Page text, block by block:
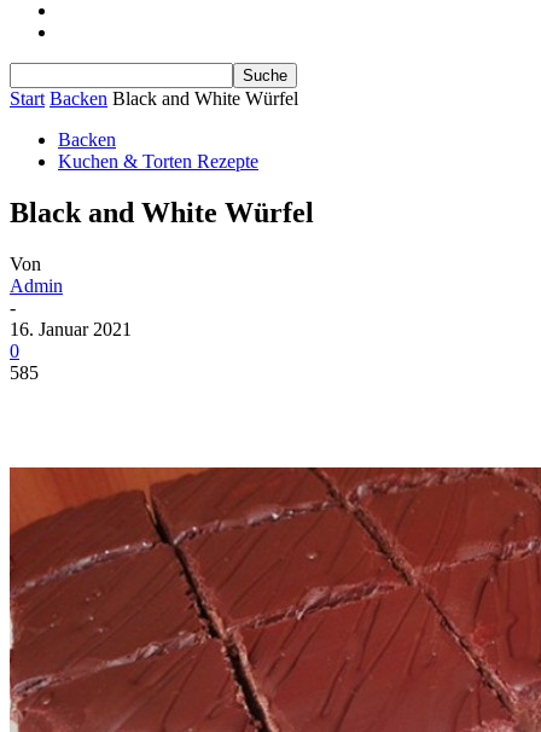
Start Backen Black and White Würfel
Backen
Kuchen & Torten Rezepte
Black and White Würfel
Von
Admin
-
16. Januar 2021
0
585